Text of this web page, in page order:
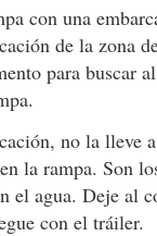
con una
de la zona
para buscar
no la lleve
la rampa. Son
el agua. Deje al
con el tráiler.